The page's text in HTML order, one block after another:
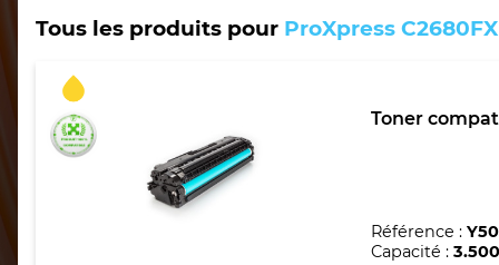
Tous les produits pour ProXpress C2680FX
Toner
Référence :
Capacité :